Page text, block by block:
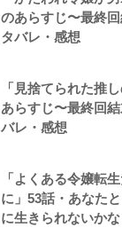
のあらすじ〜最終
タバレ・感想
「見捨てられた推
あらすじ〜最終回
バレ・感想
「よくある令嬢転
に」53話・あなた
に生きられないかな